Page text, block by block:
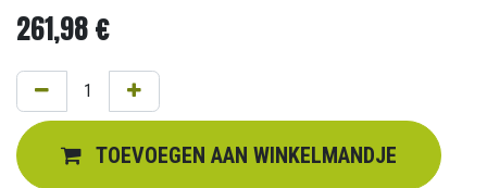
261,98€
TOEVOEGEN AAN WINKELMANDJE